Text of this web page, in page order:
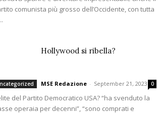
comunista più grosso dell’Occidente, con tutta
Hollywood si ribella?
MSE Redazione - September 21, 2023 0
del Partito Democratico USA? “ha svenduto la
operaia per decenni”, “sono comprati e